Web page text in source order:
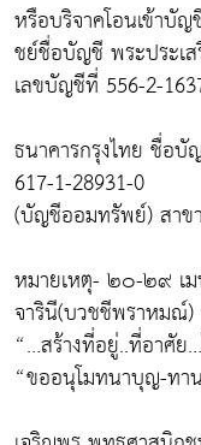
หรือบริจาคโอนเข้าบั
ชย์ชื่อบัญชี พระประเ
เลขบัญชีที่ 556-2-
ธนาคารกรุงไทย ชื่อ
617-1-28931-0
(บัญชีออมทรัพย์) สาข
หมายเหตุ- ๒๐-๒๙ เ
จารินี(บวชชีพราหมณ์
“…สร้างที่อยู่..ที่อาศั
“ขออนุโมทนาบุญ-ทา